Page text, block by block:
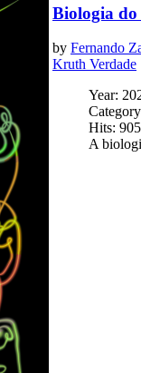
Biologia do
by Fernando
Kruth Verdade
Year:
Hits: 905
A